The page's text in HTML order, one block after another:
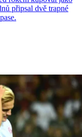
připsal dvě trapné